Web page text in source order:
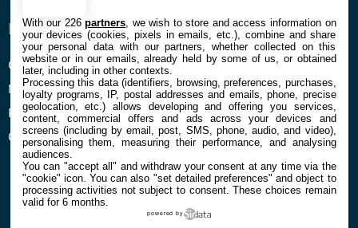
ENTREPRISE
Confidentialité et Cookies
Mentions légales et CGU
Préférences Cookies
Qui sommes nous
À PROPOS
Contact
With our 226partners , we wish to store and access information on
your devices (cookies, pixels in emails, etc.), combine and share
your personal data with our partners, whether collected on this
website or in our emails, already held by some of us, or obtained
later, including in other contexts.
Processing this data (identifiers, browsing, preferences, purchases,
loyalty programs, IP, postal addresses and emails, phone, precise
geolocation, etc.) allows developing and offering you services,
content, commercial offers and ads across your devices and
screens (including by email, post, SMS, phone, audio, and video),
personalising them, measuring their performance, and analysing
audiences.
You can "accept all" and withdraw your consent at any time via the
"cookie" icon. You can also "set detailed preferences" and object to
processing activities not subject to consent. These choices remain
valid for 6 months.
powered by